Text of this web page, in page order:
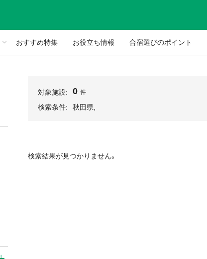
おすすめ特集 お役立ち情報 合宿選びのポイント
対象施設: 0 件
検索条件: 秋田県,
検索結果が見つかりません。